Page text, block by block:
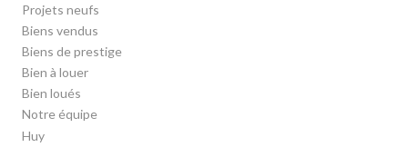
Projets neufs
Biens vendus
Biens de prestige
Bien à louer
Bien loués
Notre équipe
Huy